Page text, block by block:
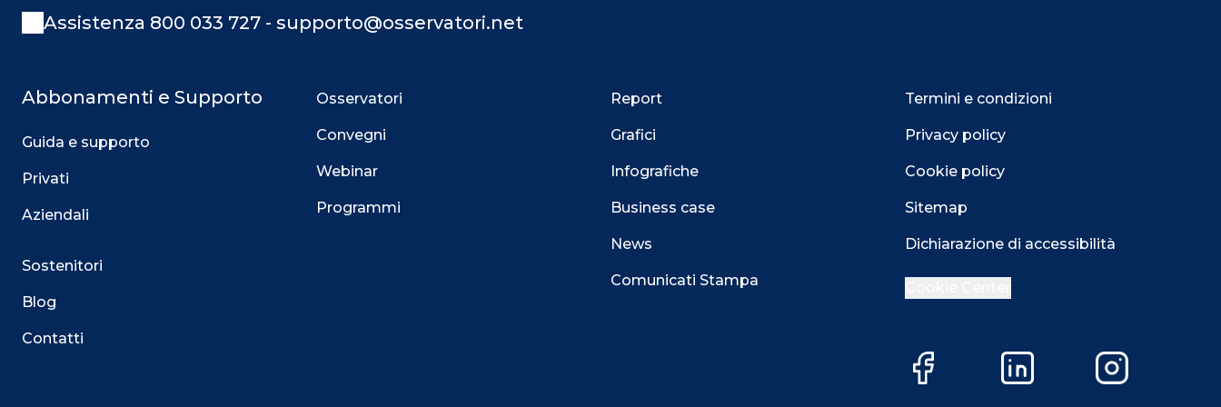
Assistenza 800 033 727 - supporto@osservatori.net
Abbonamenti e Supporto
Guida e supporto
Privati
Aziendali
Sostenitori
Blog
Contatti
Osservatori
Convegni
Webinar
Programmi
Report
Grafici
Infografiche
Business case
News
Comunicati Stampa
Termini e condizioni
Privacy policy
Cookie policy
Sitemap
Dichiarazione di accessibilità
Facebook LinkedIn Instagram